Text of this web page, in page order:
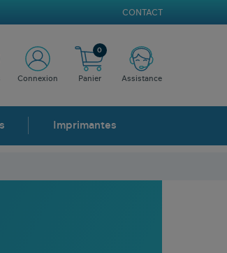
CONTACT
Connexion Panier
0
Assistance
Imprimantes